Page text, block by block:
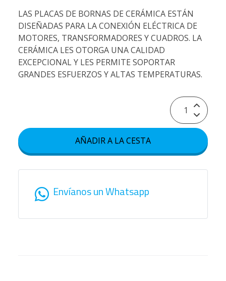
LAS PLACAS DE BORNAS DE CERÁMICA ESTÁN
DISEÑADAS PARA LA CONEXIÓN ELÉCTRICA DE
MOTORES, TRANSFORMADORES Y CUADROS. LA
CERÁMICA LES OTORGA UNA CALIDAD
EXCEPCIONAL Y LES PERMITE SOPORTAR
GRANDES ESFUERZOS Y ALTAS TEMPERATURAS.
AÑADIR A LA CESTA
Envíanos un Whatsapp